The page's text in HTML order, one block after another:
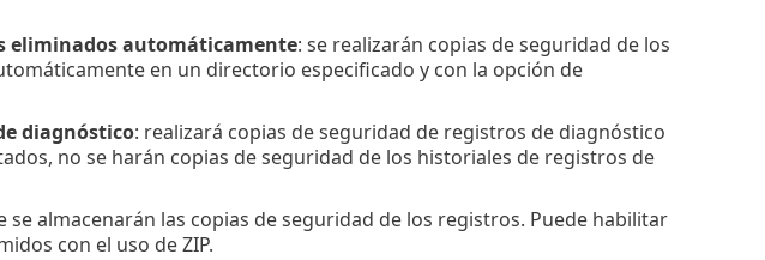
eliminados automáticamente: se realizarán copias de seguridad de los
en un directorio especificado y con la opción de
diagnóstico: realizará copias de seguridad de registros de diagnóstico
no se harán copias de seguridad de los historiales de registros de
se almacenarán las copias de seguridad de los registros. Puede habilitar
con el uso de ZIP.